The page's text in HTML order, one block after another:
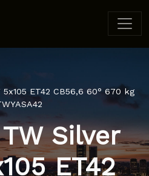
ET42 CB56,6 60° 670 kg
Silver
ET42